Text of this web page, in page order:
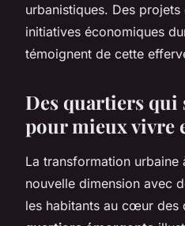
urbanistiques. Des
initiatives économiques
témoignent de cette
Des quartiers qui
pour mieux vivre
La transformation urbaine
nouvelle dimension avec
les habitants au cœur des